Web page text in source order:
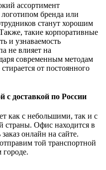
ассортимент
бренда или
станут хорошим
такие корпоративные
и узнаваемость
не влияет на
современным методам
от постоянного
с доставкой по России
с небольшими, так и с
Офис находится в
онлайн на сайте.
той транспортной
городе.